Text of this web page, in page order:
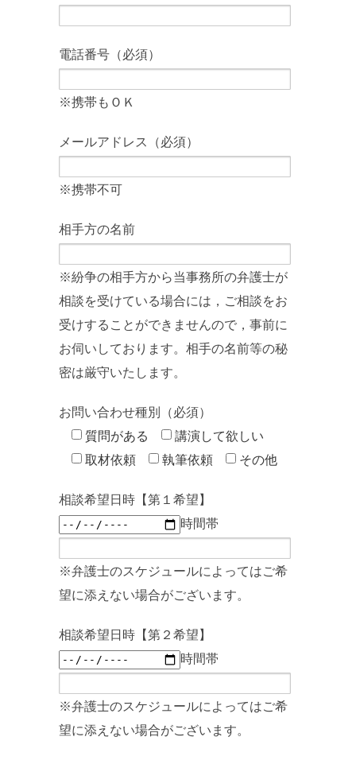
電話番号（必須）
※携帯もＯＫ
メールアドレス（必須）
※携帯不可
相手方の名前
※紛争の相手方から当事務所の弁護士が
相談を受けている場合には，ご相談をお
受けすることができませんので，事前に
お伺いしております。相手の名前等の秘
密は厳守いたします。
お問い合わせ種別（必須）
質問がある
講演して欲しい
取材依頼
執筆依頼 その他
相談希望日時【第１希望】
時間帯
※弁護士のスケジュールによってはご希
望に添えない場合がございます。
相談希望日時【第２希望】
時間帯
※弁護士のスケジュールによってはご希
望に添えない場合がございます。